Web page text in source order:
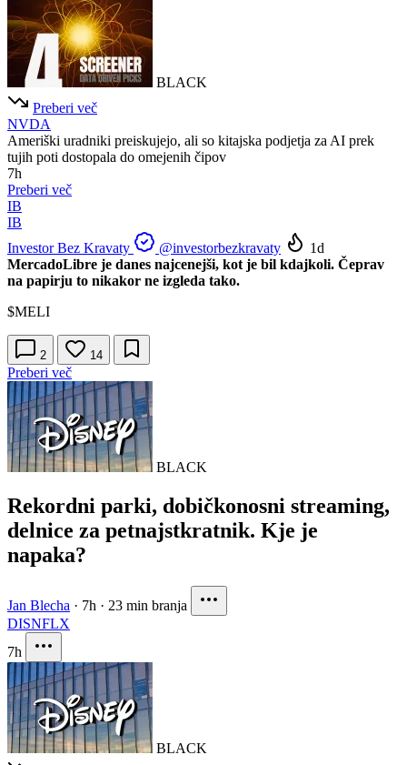
BLACK
Preberi več
NVDA
Ameriški uradniki preiskujejo, ali so kitajska podjetja za AI prek
tujih poti dostopala do omejenih čipov
7h
Preberi več
IB
IB
Investor Bez Kravaty
@investorbezkravaty
1d
MercadoLibre je danes najcenejši, kot je bil kdajkoli. Čeprav
na papirju to nikakor ne izgleda tako.
$MELI
2 14
Preberi več
BLACK
Rekordni parki, dobičkonosni streaming,
delnice za petnajstkratnik. Kje je
napaka?
Jan Blecha · 7h · 23 min branja
DISNFLX
7h
BLACK